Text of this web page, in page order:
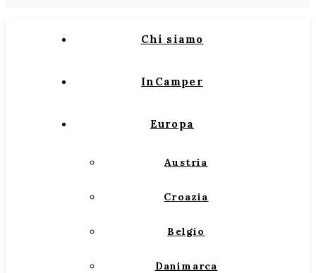
Chi siamo
InCamper
Europa
Austria
Croazia
Belgio
Danimarca